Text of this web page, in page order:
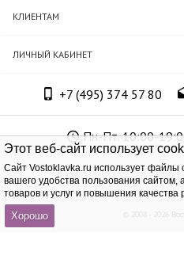
Этот веб-сайт использует
Cайт Vostoklavka.ru использует файлы
вашего удобства пользования
товаров и услуг и повышения качества
Хорошо
КЛИЕНТАМ
ЛИЧНЫЙ КАБИНЕТ
+7 (495) 374 57 80
Пн-Пт. 10:00-
ООО «Юнит Групп»,